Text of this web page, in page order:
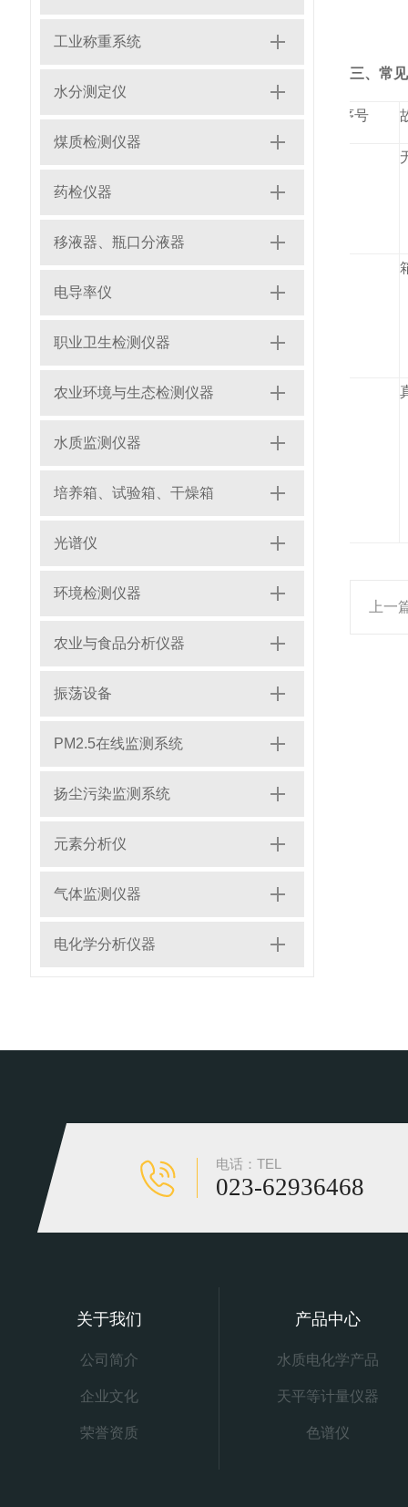
工业称重系统
水分测定仪
煤质检测仪器
药检仪器
移液器、瓶口分液器
电导率仪
职业卫生检测仪器
农业环境与生态检测仪器
水质监测仪器
培养箱、试验箱、干燥箱
光谱仪
环境检测仪器
农业与食品分析仪器
振荡设备
PM2.5在线监测系统
扬尘污染监测系统
元素分析仪
气体监测仪器
电化学分析仪器
三、常
序号
上一
电话：TEL
023-62936468
关于我们
公司简介
企业文化
荣誉资质
产品中心
水质电化学产品
天平等计量仪器
色谱仪